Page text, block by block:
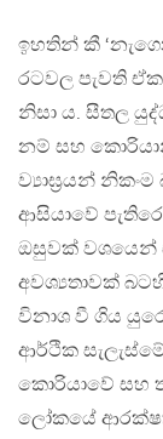
ඉහතින් කී
රටවල පැවති
නිසා ය. සීතල
නම් සහ
ව්‍යාඝ‍්‍රයන්
ආසියාවේ
ඔසුවක් වශයෙන්
අවශ්‍යතාවක්
විනාශ වී ගිය
ආර්ථික
කොරියාවේ සහ
ලෝකයේ